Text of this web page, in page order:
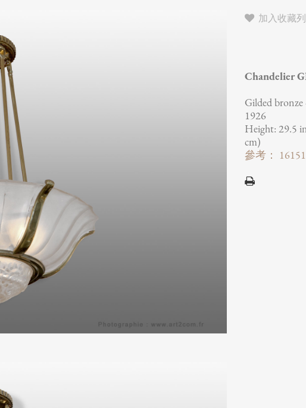
加入收藏
Chandelier
Gilded
1926
Height: 29.5
cm)
參考： 16151